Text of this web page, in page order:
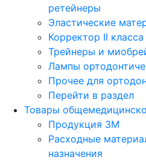
ретейнеры
Эластические
Корректор II класса
Трейнеры и
Лампы
Прочее для
Перейти в раздел
Товары
Продукция 3М
Расходные
назначения